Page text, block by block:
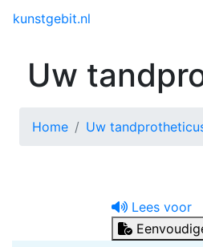
kunstgebit.nl
Uw
Home Uw
Lees voor